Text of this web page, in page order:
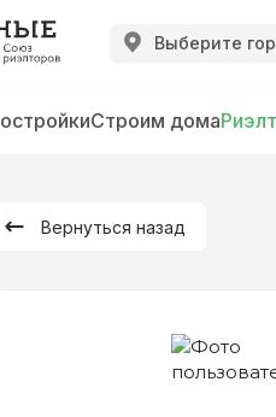
Выберите
Строим дома
Вернуться назад